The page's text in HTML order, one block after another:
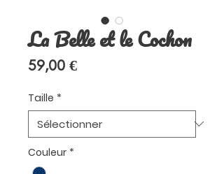
La Belle et le Cochon
59,00 €Prix
Taille *
Couleur *